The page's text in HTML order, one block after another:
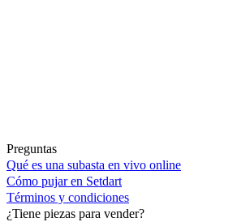
Preguntas
Qué es una subasta en vivo online
Cómo pujar en Setdart
Términos y condiciones
¿Tiene piezas para vender?